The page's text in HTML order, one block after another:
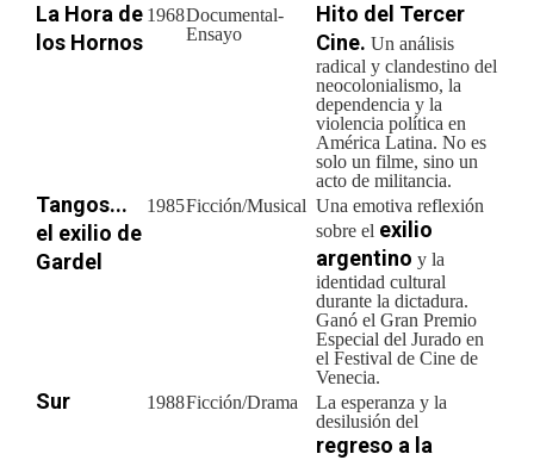
La Hora de
los Hornos
1968Documental-
Ensayo
Hito del Tercer
Cine. Un análisis
radical y clandestino del
neocolonialismo, la
dependencia y la
violencia política en
América Latina. No es
solo un filme, sino un
acto de militancia.
Tangos...
el exilio de
Gardel
1985Ficción/Musical Una emotiva reflexión
sobre el exilio
argentino y la
identidad cultural
durante la dictadura.
Ganó el Gran Premio
Especial del Jurado en
el Festival de Cine de
Venecia.
Sur 1988Ficción/Drama
La esperanza y la
desilusión del
regreso a la